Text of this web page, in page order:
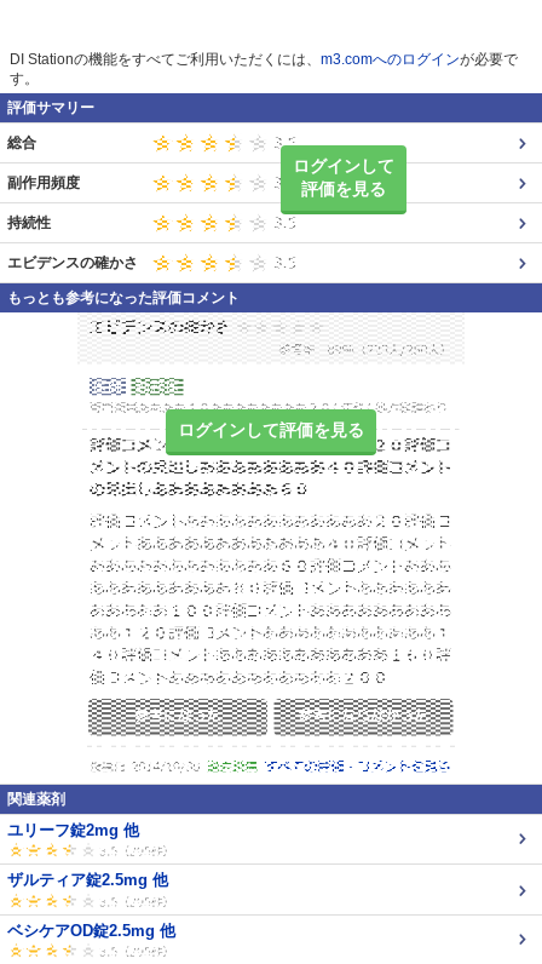
DI Stationの機能をすべてご利用いただくには、 m3.comへのログインが必要で
す。
評価サマリー
ログインして
評価を見る
総合
副作用頻度
持続性
エビデンスの確かさ
もっとも参考になった評価コメント
ログインして評価を見る
関連薬剤
ユリーフ錠2mg 他
ザルティア錠2.5mg 他
ベシケアOD錠2.5mg 他